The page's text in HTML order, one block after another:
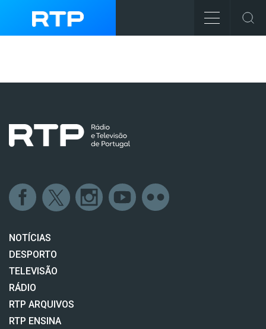
NOTÍCIAS
DESPORTO
TELEVISÃO
RÁDIO
RTP ARQUIVOS
RTP ENSINA